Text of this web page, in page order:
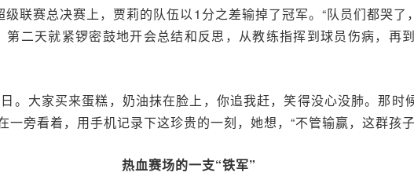
级联赛总决赛上，贾莉的队伍以1分之差输掉了冠军。“队员们都哭
二天就紧锣密鼓地开会总结和反思，从教练指挥到球员伤病，再
。大家买来蛋糕，奶油抹在脸上，你追我赶，笑得没心没肺。那时
旁看着，用手机记录下这珍贵的一刻，她想，“不管输赢，这群孩
热血赛场的一支“铁军”